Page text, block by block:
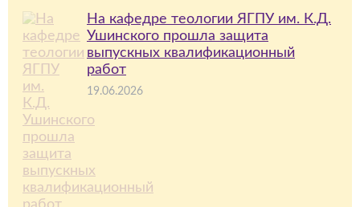
На кафедре теологии ЯГПУ им. К.Д.
Ушинского прошла защита
выпускных квалификационный
работ
19.06.2026